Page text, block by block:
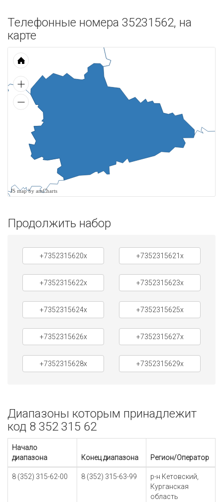
Телефонные номера 35231562, на
карте
JS map by amCharts
Продолжить набор
+7352315620x +7352315621x
+7352315622x +7352315623x
+7352315624x +7352315625x
+7352315626x +7352315627x
+7352315628x +7352315629x
Диапазоны которым принадлежит
код 8 352 315 62
Начало
диапазона
Конец диапазона Регион/Оператор
8 (352) 315-62-00 8 (352) 315-63-99
р-н Кетовский,
Курганская
область